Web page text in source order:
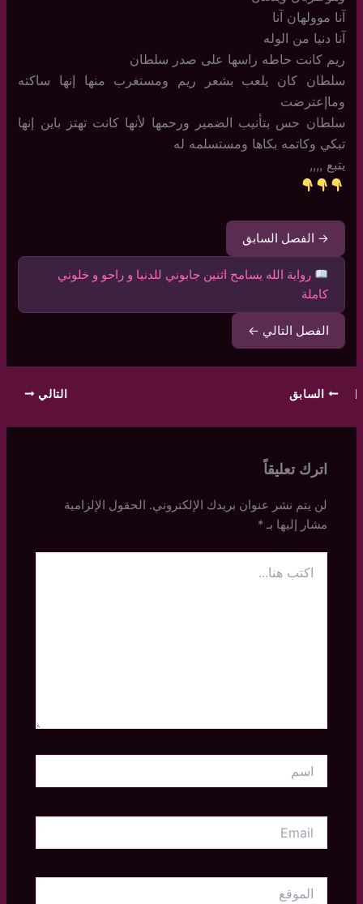
آنا موولهان آنا
آنا دنيا من الوله
ريم كانت حاطه راسها على صدر سلطان
سلطان كان يلعب بشعر ريم ومستغرب منها إنها ساكته
وماإعترضت
سلطان حس بتأنيب الضمير ورحمها لأنها كانت تهتز باين إنها
تبكي وكاتمه بكاها ومستسلمه له
يتبع ,,,,
→ الفصل السابق
رواية الله يسامح اثنين جابوني للدنيا و راحو و خلوني
كاملة
الفصل التالي ←
السابق التالي
اترك تعليقاً
لن يتم نشر عنوان بريدك الإلكتروني.
الحقول الإلزامية
مشار إليها بـ*
هنا...